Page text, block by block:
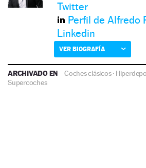
Twitter
Perfil de Alfredo
Linkedin
VER BIOGRAFÍA
ARCHIVADO EN Coches clásicos·
Supercoches